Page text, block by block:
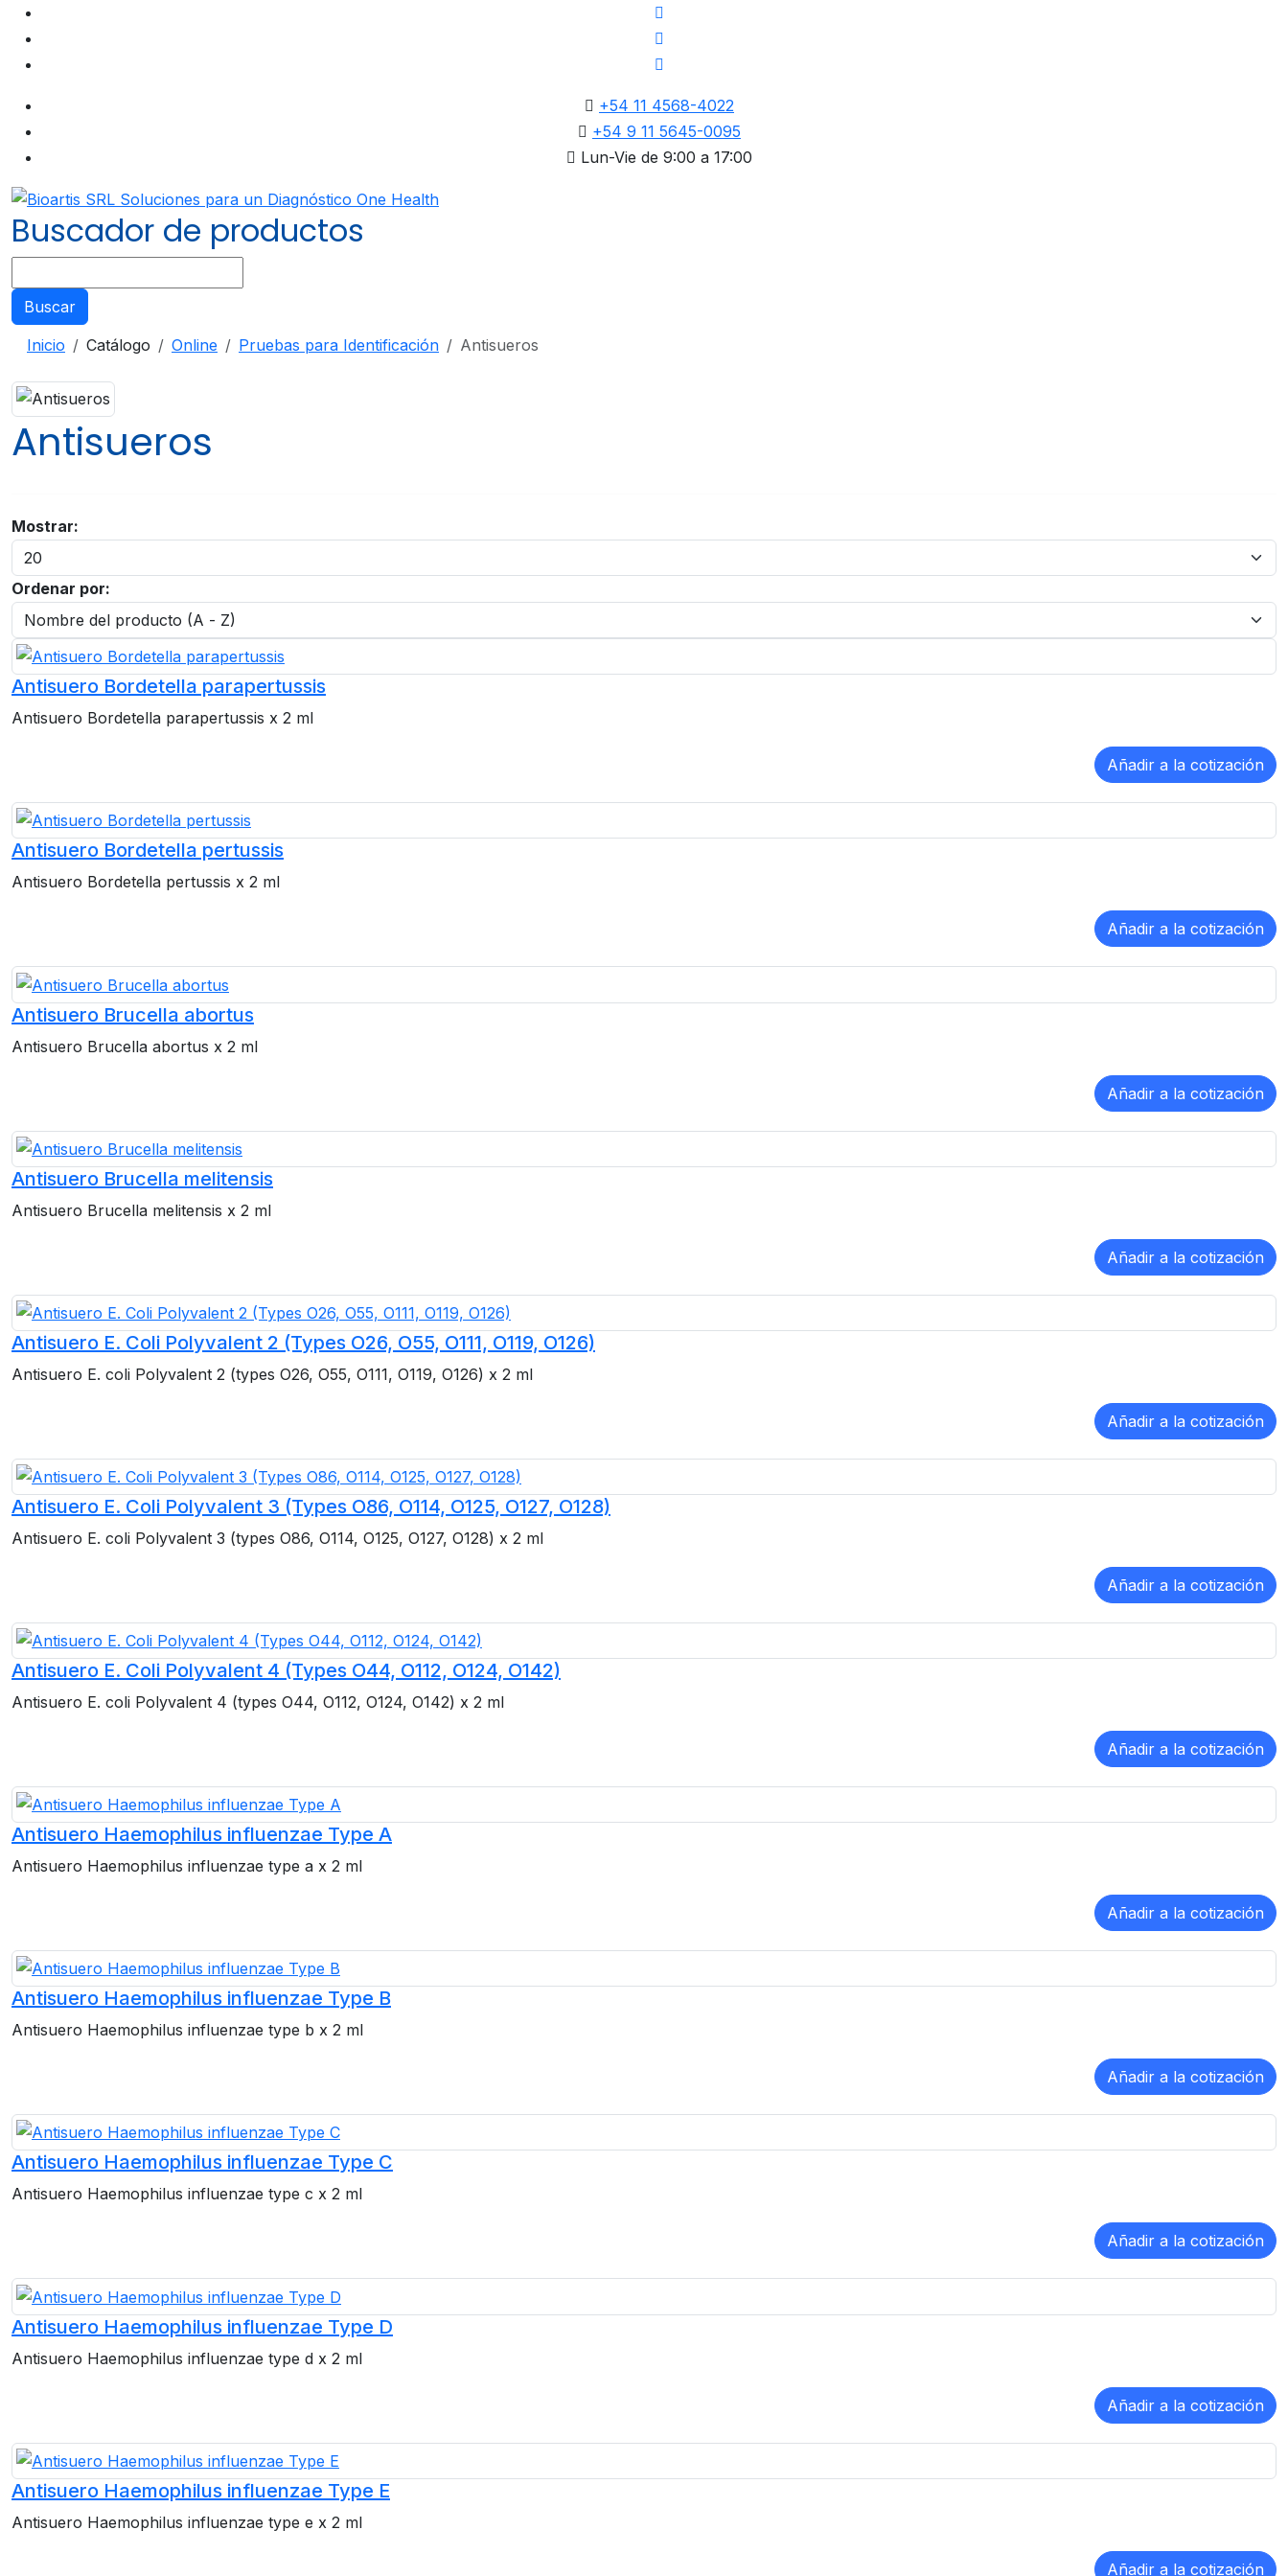
+54 11 4568-4022
+54 9 11 5645-0095
Lun-Vie de 9:00 a 17:00
Buscador de productos
Buscar
Inicio
Catálogo Online Pruebas para Identificación Antisueros
Antisueros
Mostrar:
Ordenar por:
Antisuero Bordetella parapertussis
Antisuero Bordetella parapertussis x 2 ml
Antisuero Bordetella pertussis
Antisuero Bordetella pertussis x 2 ml
Antisuero Brucella abortus
Antisuero Brucella abortus x 2 ml
Antisuero Brucella melitensis
Antisuero Brucella melitensis x 2 ml
Antisuero E. Coli Polyvalent 2 (Types O26, O55, O111, O119, O126)
Antisuero E. coli Polyvalent 2 (types O26, O55, O111, O119, O126) x 2 ml
Antisuero E. Coli Polyvalent 3 (Types O86, O114, O125, O127, O128)
Antisuero E. coli Polyvalent 3 (types O86, O114, O125, O127, O128) x 2 ml
Antisuero E. Coli Polyvalent 4 (Types O44, O112, O124, O142)
Antisuero E. coli Polyvalent 4 (types O44, O112, O124, O142) x 2 ml
Antisuero Haemophilus influenzae Type A
Antisuero Haemophilus influenzae type a x 2 ml
Antisuero Haemophilus influenzae Type B
Antisuero Haemophilus influenzae type b x 2 ml
Antisuero Haemophilus influenzae Type C
Antisuero Haemophilus influenzae type c x 2 ml
Antisuero Haemophilus influenzae Type D
Antisuero Haemophilus influenzae type d x 2 ml
Antisuero Haemophilus influenzae Type E
Antisuero Haemophilus influenzae type e x 2 ml